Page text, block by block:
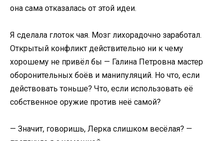
она сама отказалась от этой идеи.
Я сделала глоток чая. Мозг лихорадочно заработал.
Открытый конфликт действительно ни к чему
хорошему не привёл бы — Галина Петровна мастер
оборонительных боёв и манипуляций. Но что, если
действовать тоньше? Что, если использовать её
собственное оружие против неё самой?
— Значит, говоришь, Лерка слишком весёлая? —